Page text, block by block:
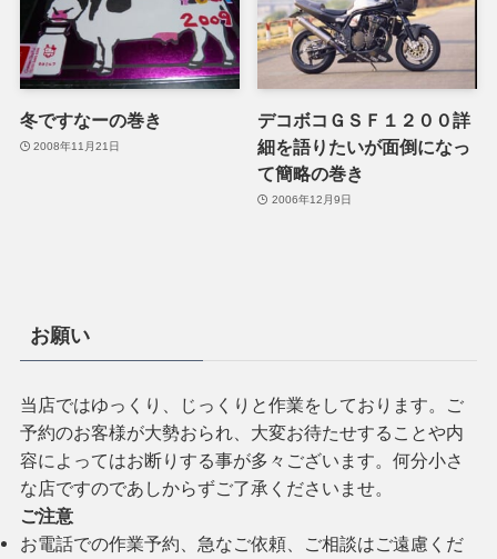
冬ですなーの巻き
2008年11月21日
デコボコＧＳＦ１２００詳
細を語りたいが面倒になっ
て簡略の巻き
2006年12月9日
お願い
当店ではゆっくり、じっくりと作業をしております。ご
予約のお客様が大勢おられ、大変お待たせすることや内
容によってはお断りする事が多々ございます。何分小さ
な店ですのであしからずご了承くださいませ。
ご注意
お電話での作業予約、急なご依頼、ご相談はご遠慮くだ